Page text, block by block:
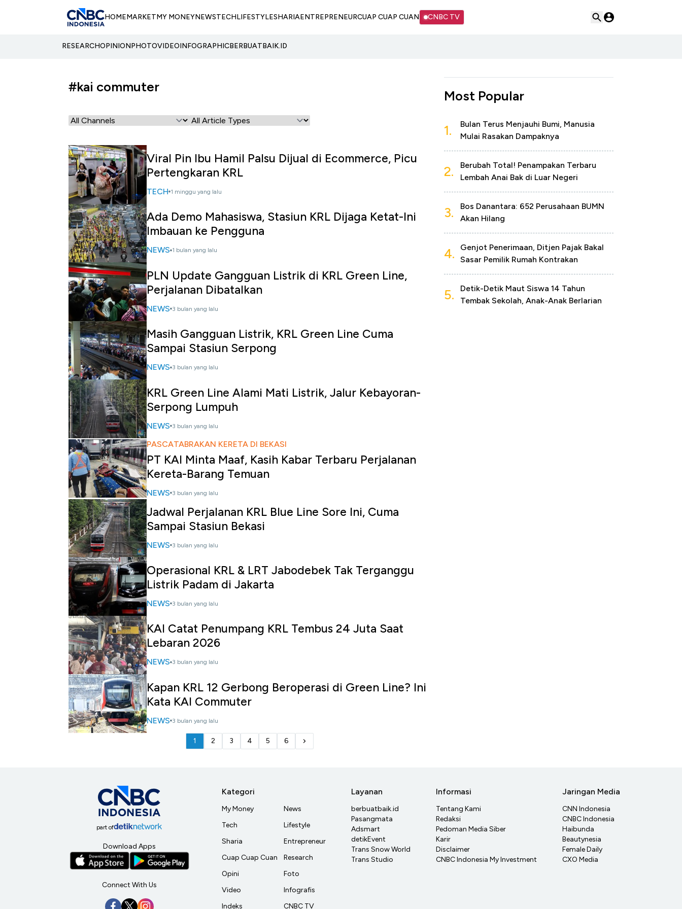
HOMEMARKETMY MONEYNEWSTECHLIFESTYLESHARIAENTREPRENEURCUAP CUAP CUAN CNBC TV
RESEARCHOPINIONPHOTOVIDEOINFOGRAPHICBERBUATBAIK.ID
#kai commuter
Viral Pin Ibu Hamil Palsu Dijual di Ecommerce, Picu
Pertengkaran KRL
TECH 1 minggu yang lalu
Ada Demo Mahasiswa, Stasiun KRL Dijaga Ketat-Ini
Imbauan ke Pengguna
NEWS 1 bulan yang lalu
PLN Update Gangguan Listrik di KRL Green Line,
Perjalanan Dibatalkan
NEWS 3 bulan yang lalu
Masih Gangguan Listrik, KRL Green Line Cuma
Sampai Stasiun Serpong
NEWS 3 bulan yang lalu
KRL Green Line Alami Mati Listrik, Jalur Kebayoran-
Serpong Lumpuh
NEWS 3 bulan yang lalu
PASCATABRAKAN KERETA DI BEKASI
PT KAI Minta Maaf, Kasih Kabar Terbaru Perjalanan
Kereta-Barang Temuan
NEWS 3 bulan yang lalu
Jadwal Perjalanan KRL Blue Line Sore Ini, Cuma
Sampai Stasiun Bekasi
NEWS 3 bulan yang lalu
Operasional KRL & LRT Jabodebek Tak Terganggu
Listrik Padam di Jakarta
NEWS 3 bulan yang lalu
KAI Catat Penumpang KRL Tembus 24 Juta Saat
Lebaran 2026
NEWS 3 bulan yang lalu
Kapan KRL 12 Gerbong Beroperasi di Green Line? Ini
Kata KAI Commuter
NEWS 3 bulan yang lalu
1 2 3 4 5 6
Most Popular
1.
Bulan Terus Menjauhi Bumi, Manusia
Mulai Rasakan Dampaknya
2.
Berubah Total! Penampakan Terbaru
Lembah Anai Bak di Luar Negeri
3.
Bos Danantara: 652 Perusahaan BUMN
Akan Hilang
4.
Genjot Penerimaan, Ditjen Pajak Bakal
Sasar Pemilik Rumah Kontrakan
5.
Detik-Detik Maut Siswa 14 Tahun
Tembak Sekolah, Anak-Anak Berlarian
part of
Download Apps
Connect With Us
Kategori
My Money
Tech
Sharia
Cuap Cuap Cuan
Opini
Video
Indeks
News
Lifestyle
Entrepreneur
Research
Foto
Infografis
CNBC TV
Layanan
berbuatbaik.id
Pasangmata
Adsmart
detikEvent
Trans Snow World
Trans Studio
Informasi
Tentang Kami
Redaksi
Pedoman Media Siber
Karir
Disclaimer
CNBC Indonesia My Investment
Jaringan Media
CNN Indonesia
CNBC Indonesia
Haibunda
Beautynesia
Female Daily
CXO Media